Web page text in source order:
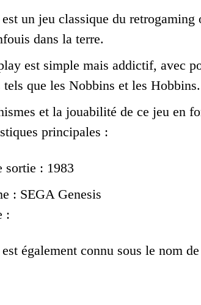
un jeu classique du retrogaming
dans la terre.
est simple mais addictif, avec
tels que les Nobbins et les Hobbins.
et la jouabilité de ce jeu en
principales :
sortie : 1983
: SEGA Genesis
:
également connu sous le nom